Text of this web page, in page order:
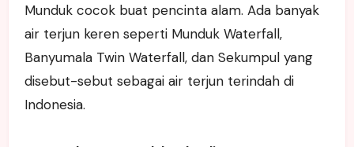
Munduk cocok buat pencinta alam. Ada banyak
air terjun keren seperti Munduk Waterfall,
Banyumala Twin Waterfall, dan Sekumpul yang
disebut-sebut sebagai air terjun terindah di
Indonesia.